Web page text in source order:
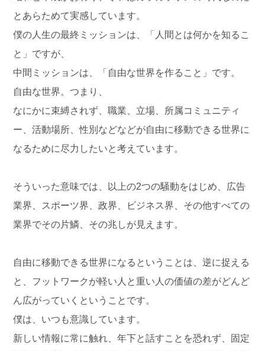
とあらためて実感しています。
僕の人生の最終ミッションは、「人間とは何かを知るこ
と」ですが、
中間ミッションは、「自由な世界を作ること」です。
自由な世界。つまり、
なにかに束縛されず、職業、立場、所属コミュニティ
ー、活動場所、性別などなどが自由に移動できる世界に
なるために尽力したいと考えています。
そういった意味では、以上の2つの騒動をはじめ、広告
業界、スポーツ界、政界、ビジネス界、その他すべての
業界でその片鱗、その兆しが見えます。
自由に移動できる世界になるということは、逆に捉える
と、フットワークが軽い人と重い人の価値の差がどんど
ん広がっていくということです。
僕は、いつも意識しています。
新しい情報に常に触れ、年下と話すことを恐れず、固定